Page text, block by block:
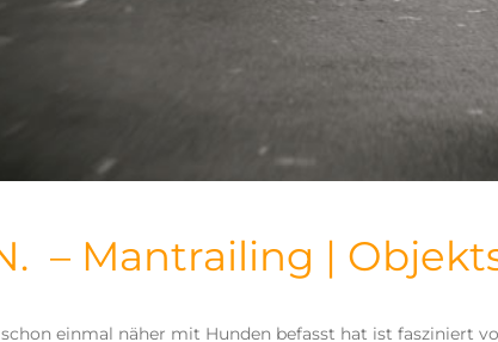
– Mantrailing |
schon einmal näher mit Hunden befasst hat ist fasziniert